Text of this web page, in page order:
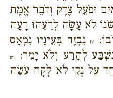
וּפֹעֵל צֶדֶק וְדֹבֵר אֱמֶת
לֹא עָשָׂה לְרֵעֵהוּ רָעָה
{ד}
נִבְזֶה בְּעֵינָיו נִמְאָס
לְהָרַע וְלֹא יָמִר:
{ה}
עַל נָקִי לֹא לָקָח עֹשֵׂה